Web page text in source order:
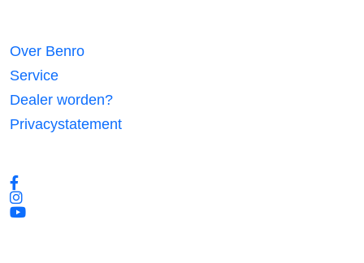
Over Benro
Service
Dealer worden?
Privacystatement